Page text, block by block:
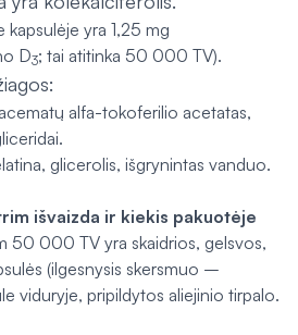
yra 1,25 mg
D3; tai atitinka 50 000 TV).
alfa-tokoferilio acetatas,
glicerolis, išgrynintas vanduo.
išvaizda ir kiekis pakuotėje
50 000 TV yra skaidrios, gelsvos,
(ilgesnysis skersmuo –
viduryje, pripildytos aliejinio tirpalo.